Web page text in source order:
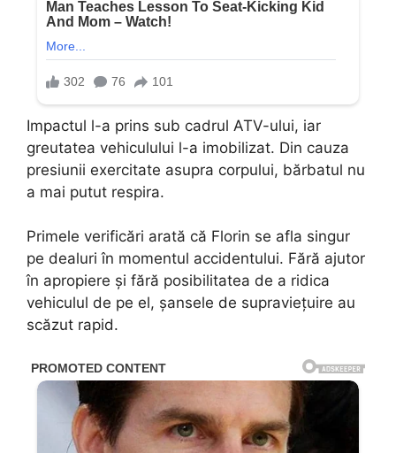
Impactul l-a prins sub cadrul ATV-ului, iar
greutatea vehiculului l-a imobilizat. Din cauza
presiunii exercitate asupra corpului, bărbatul nu
a mai putut respira.
Primele verificări arată că Florin se afla singur
pe dealuri în momentul accidentului. Fără ajutor
în apropiere și fără posibilitatea de a ridica
vehiculul de pe el, șansele de supraviețuire au
scăzut rapid.